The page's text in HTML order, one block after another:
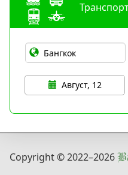
Август, 12
Copyright © 2022–2026